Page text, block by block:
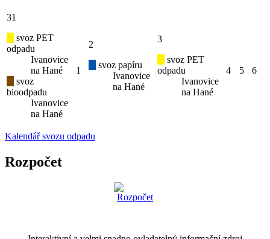
31
svoz PET
odpadu
Ivanovice
na Hané
svoz
bioodpadu
Ivanovice
na Hané
1
2
svoz papíru
Ivanovice
na Hané
3
svoz PET
odpadu
Ivanovice
na Hané
4 5 6
Kalendář svozu odpadu
Rozpočet